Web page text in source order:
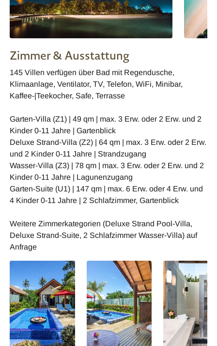
Zimmer & Ausstattung
145 Villen verfügen über Bad mit Regendusche,
Klimaanlage, Ventilator, TV, Telefon, WiFi, Minibar,
Kaffee-|Teekocher, Safe, Terrasse
Garten-Villa (Z1) | 49 qm | max. 3 Erw. oder 2 Erw. und 2
Kinder 0-11 Jahre | Gartenblick
Deluxe Strand-Villa (Z2) | 64 qm | max. 3 Erw. oder 2 Erw.
und 2 Kinder 0-11 Jahre | Strandzugang
Wasser-Villa (Z3) | 78 qm | max. 3 Erw. oder 2 Erw. und 2
Kinder 0-11 Jahre | Lagunenzugang
Garten-Suite (U1) | 147 qm | max. 6 Erw. oder 4 Erw. und
4 Kinder 0-11 Jahre | 2 Schlafzimmer, Gartenblick
Weitere Zimmerkategorien (Deluxe Strand Pool-Villa,
Deluxe Strand-Suite, 2 Schlafzimmer Wasser-Villa) auf
Anfrage